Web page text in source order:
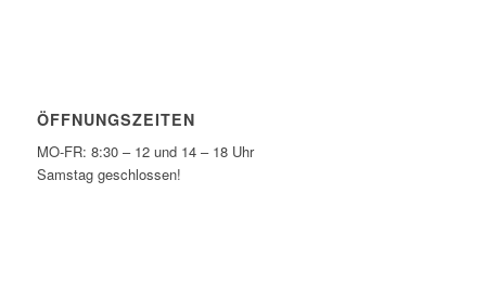
ÖFFNUNGSZEITEN
MO-FR: 8:30 – 12 und 14 – 18 Uhr
Samstag geschlossen!